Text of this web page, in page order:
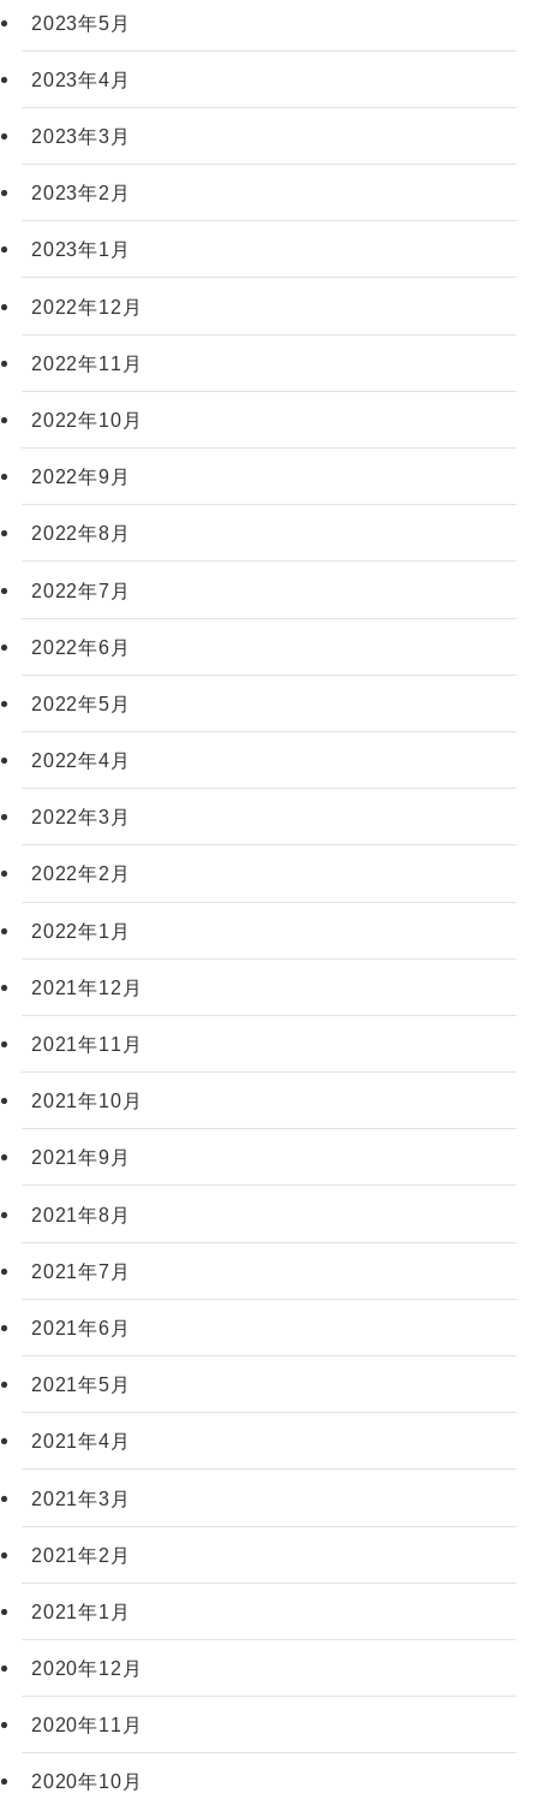
2023年5月
2023年4月
2023年3月
2023年2月
2023年1月
2022年12月
2022年11月
2022年10月
2022年9月
2022年8月
2022年7月
2022年6月
2022年5月
2022年4月
2022年3月
2022年2月
2022年1月
2021年12月
2021年11月
2021年10月
2021年9月
2021年8月
2021年7月
2021年6月
2021年5月
2021年4月
2021年3月
2021年2月
2021年1月
2020年12月
2020年11月
2020年10月